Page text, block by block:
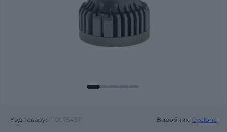
Код товару: 1110075437 Виробник: Cyclone